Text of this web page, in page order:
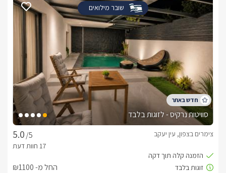
שובר מילואים
סוויטות נרקיס - לזוגות בלבד
/5
צימרים בצפון, עין יעקב
החל מ- ₪1100